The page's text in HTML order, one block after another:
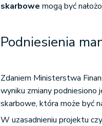
skarbowe mogą być
Podniesienia
Zdaniem Ministerstwa
wyniku zmiany podniesiono
skarbowe, która może być
W uzasadnieniu projektu